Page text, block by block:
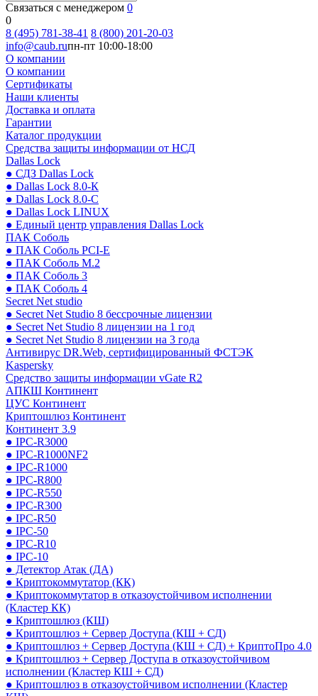
Связаться с менеджером 0
0
8 (495) 781-38-41 8 (800) 201-20-03
info@caub.ruпн-пт 10:00-18:00
О компании
О компании
Сертификаты
Наши клиенты
Доставка и оплата
Гарантии
Каталог продукции
Средства защиты информации от НСД
Dallas Lock
● СДЗ Dallas Lock
● Dallas Lock 8.0-К
● Dallas Lock 8.0-С
● Dallas Lock LINUX
● Единый центр управления Dallas Lock
ПАК Соболь
● ПАК Соболь PCI-E
● ПАК Соболь М.2
● ПАК Соболь 3
● ПАК Соболь 4
Secret Net studio
● Secret Net Studio 8 бессрочные лицензии
● Secret Net Studio 8 лицензии на 1 год
● Secret Net Studio 8 лицензии на 3 года
Антивирус DR.Web, сертифицированный ФСТЭК
Kaspersky
Средство защиты информации vGate R2
АПКШ Континент
ЦУС Континент
Криптошлюз Континент
Континент 3.9
● IPC-R3000
● IPC-R1000NF2
● IPC-R1000
● IPC-R800
● IPC-R550
● IPC-R300
● IPC-R50
● IPC-50
● IPC-R10
● IPC-10
● Детектор Атак (ДА)
● Криптокоммутатор (КК)
● Криптокоммутатор в отказоустойчивом исполнении
(Кластер КК)
● Криптошлюз (КШ)
● Криптошлюз + Сервер Доступа (КШ + СД)
● Криптошлюз + Сервер Доступа (КШ + СД) + КриптоПро 4.0
● Криптошлюз + Сервер Доступа в отказоустойчивом
исполнении (Кластер КШ + СД)
● Криптошлюз в отказоустойчивом исполнении (Кластер